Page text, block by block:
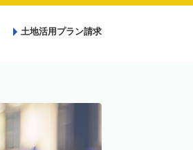
土地活用プラン請求